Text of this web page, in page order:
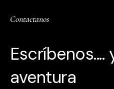
Contactanos
aventura